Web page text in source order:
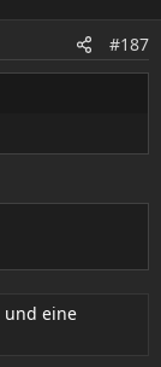
#187
und eine